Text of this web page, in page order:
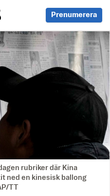
Prenumerera
rubriker där Kina
ned en kinesisk ballong
TT